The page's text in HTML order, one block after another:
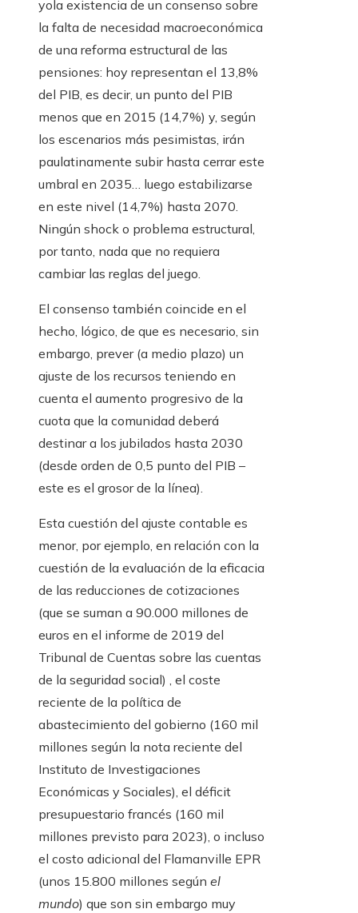
yola existencia de un consenso sobre
la falta de necesidad macroeconómica
de una reforma estructural de las
pensiones: hoy representan el 13,8%
del PIB, es decir, un punto del PIB
menos que en 2015 (14,7%) y, según
los escenarios más pesimistas, irán
paulatinamente subir hasta cerrar este
umbral en 2035… luego estabilizarse
en este nivel (14,7%) hasta 2070.
Ningún shock o problema estructural,
por tanto, nada que no requiera
cambiar las reglas del juego.
El consenso también coincide en el
hecho, lógico, de que es necesario, sin
embargo, prever (a medio plazo) un
ajuste de los recursos teniendo en
cuenta el aumento progresivo de la
cuota que la comunidad deberá
destinar a los jubilados hasta 2030
(desde orden de 0,5 punto del PIB –
este es el grosor de la línea).
Esta cuestión del ajuste contable es
menor, por ejemplo, en relación con la
cuestión de la evaluación de la eficacia
de las reducciones de cotizaciones
(que se suman a 90.000 millones de
euros en el informe de 2019 del
Tribunal de Cuentas sobre las cuentas
de la seguridad social) , el coste
reciente de la política de
abastecimiento del gobierno (160 mil
millones según la nota reciente del
Instituto de Investigaciones
Económicas y Sociales), el déficit
presupuestario francés (160 mil
millones previsto para 2023), o incluso
el costo adicional del Flamanville EPR
(unos 15.800 millones según el
mundo) que son sin embargo muy